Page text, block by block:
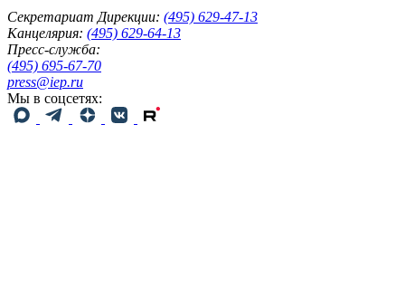
Секретариат Дирекции: (495) 629-47-13
Канцелярия: (495) 629-64-13
Пресс-служба:
(495) 695-67-70
press@iep.ru
Мы в соцсетях: